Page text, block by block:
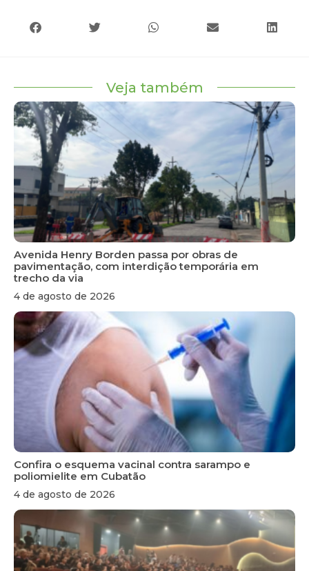
Veja também
Avenida Henry Borden passa por obras de
pavimentação, com interdição temporária em
trecho da via
4 de agosto de 2026
Confira o esquema vacinal contra sarampo e
poliomielite em Cubatão
4 de agosto de 2026